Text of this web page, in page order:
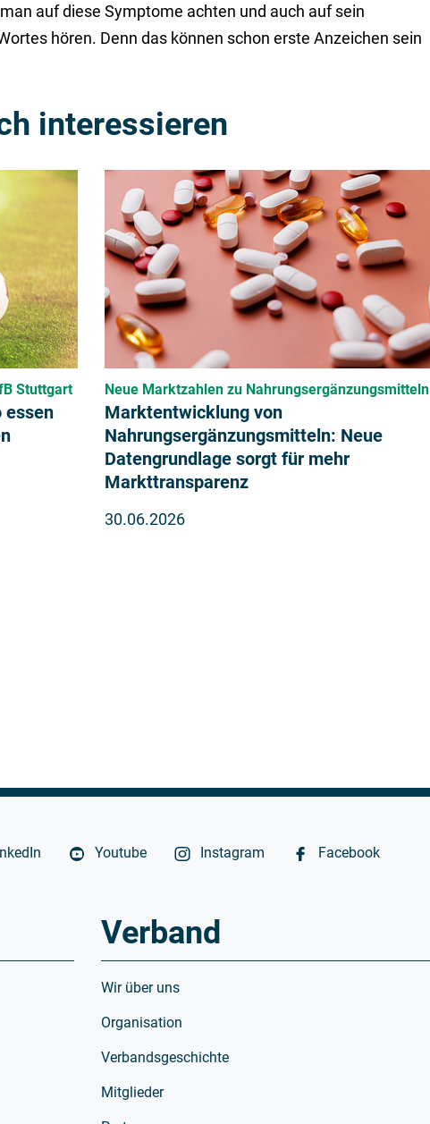
auf diese Symptome achten und auch auf sein
hören. Denn das können schon erste Anzeichen sein
interessieren
Stuttgart
essen
Neue Marktzahlen zu Nahrungsergänzungsmitteln
Marktentwicklung von
Nahrungsergänzungsmitteln: Neue
Datengrundlage sorgt für mehr
Markttransparenz
30.06.2026
Youtube Instagram Facebook
Verband
Wir über uns
Organisation
Verbandsgeschichte
Mitglieder